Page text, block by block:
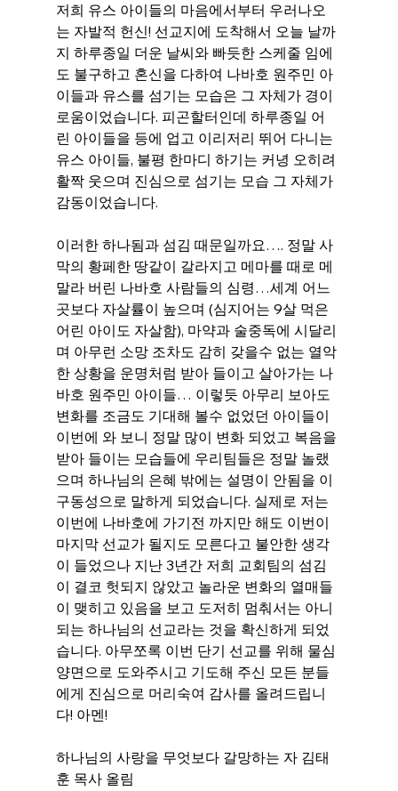
저희 유스 아이들의 마음에서부터 우러나오
는 자발적 헌신! 선교지에 도착해서 오늘 날까
지 하루종일 더운 날씨와 빠듯한 스케줄 임에
도 불구하고 혼신을 다하여 나바호 원주민 아
이들과 유스를 섬기는 모습은 그 자체가 경이
로움이었습니다. 피곤할터인데 하루종일 어
린 아이들을 등에 업고 이리저리 뛰어 다니는
유스 아이들, 불평 한마디 하기는 커녕 오히려
활짝 웃으며 진심으로 섬기는 모습 그 자체가
감동이었습니다.
이러한 하나됨과 섬김 때문일까요…. 정말 사
막의 황페한 땅같이 갈라지고 메마를 때로 메
말라 버린 나바호 사람들의 심령…세계 어느
곳보다 자살률이 높으며 (심지어는 9살 먹은
어린 아이도 자살함), 마약과 술중독에 시달리
며 아무런 소망 조차도 감히 갖을수 없는 열악
한 상황을 운명처럼 받아 들이고 살아가는 나
바호 원주민 아이들… 이렇듯 아무리 보아도
변화를 조금도 기대해 볼수 없었던 아이들이
이번에 와 보니 정말 많이 변화 되었고 복음을
받아 들이는 모습들에 우리팀들은 정말 놀랬
으며 하나님의 은혜 밖에는 설명이 안됨을 이
구동성으로 말하게 되었습니다. 실제로 저는
이번에 나바호에 가기전 까지만 해도 이번이
마지막 선교가 될지도 모른다고 불안한 생각
이 들었으나 지난 3년간 저희 교회팀의 섬김
이 결코 헛되지 않았고 놀라운 변화의 열매들
이 맺히고 있음을 보고 도저히 멈춰서는 아니
되는 하나님의 선교라는 것을 확신하게 되었
습니다. 아무쪼록 이번 단기 선교를 위해 물심
양면으로 도와주시고 기도해 주신 모든 분들
에게 진심으로 머리숙여 감사를 올려드립니
다! 아멘!
하나님의 사랑을 무엇보다 갈망하는 자 김태
훈 목사 올림